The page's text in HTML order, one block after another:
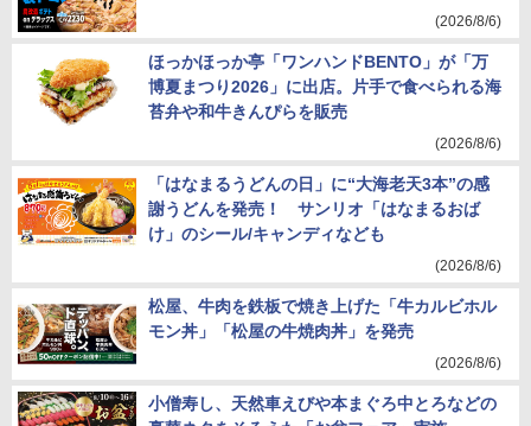
(2026/8/6)
ほっかほっか亭「ワンハンドBENTO」が「万
博夏まつり2026」に出店。片手で食べられる海
苔弁や和牛きんぴらを販売
(2026/8/6)
「はなまるうどんの日」に“大海老天3本”の感
謝うどんを発売！ サンリオ「はなまるおば
け」のシール/キャンディなども
(2026/8/6)
松屋、牛肉を鉄板で焼き上げた「牛カルビホル
モン丼」「松屋の牛焼肉丼」を発売
(2026/8/6)
小僧寿し、天然車えびや本まぐろ中とろなどの